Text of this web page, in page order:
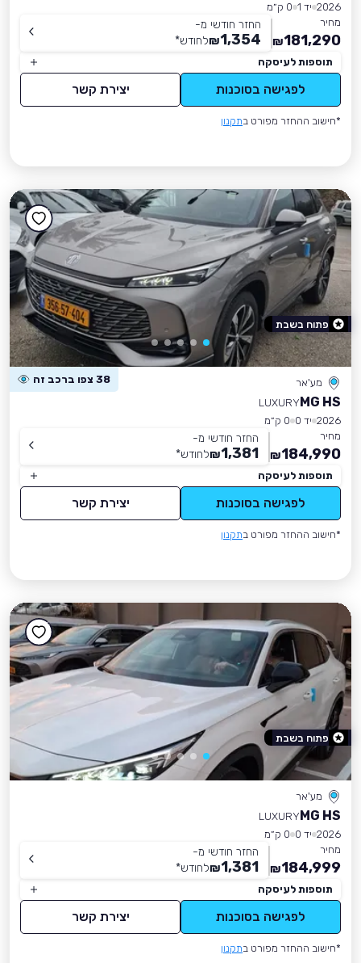
2026 יד 1
0 ק״מ
מחיר
181,290
₪
החזר חודשי מ-
1,354
₪לחודש*
תוספות לעיסקה
לפגישה בסוכנות יצירת קשר
*חישוב ההחזר מפורט בתקנון
מע'אר 38 צפו ברכב זה
MG HS
LUXURY
2026 יד 0
0 ק״מ
מחיר
184,990
₪
החזר חודשי מ-
1,381
₪לחודש*
תוספות לעיסקה
לפגישה בסוכנות יצירת קשר
*חישוב ההחזר מפורט בתקנון
פתוח בשבת
מע'אר
MG HS
LUXURY
2026 יד 0
0 ק״מ
מחיר
184,999
₪
החזר חודשי מ-
1,381
₪לחודש*
תוספות לעיסקה
לפגישה בסוכנות יצירת קשר
*חישוב ההחזר מפורט בתקנון
פתוח בשבת